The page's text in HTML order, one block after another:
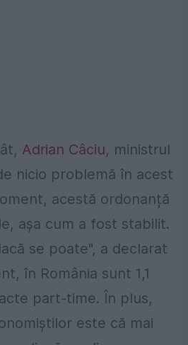
Adrian Câciu, ministrul
nicio problemă în acest
acestă ordonanță
așa cum a fost stabilit.
se poate", a declarat
în România sunt 1,1
part-time. În plus,
este că mai